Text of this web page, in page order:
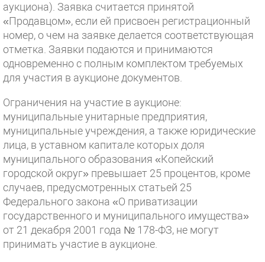
аукциона). Заявка считается принятой
«Продавцом», если ей присвоен регистрационный
номер, о чем на заявке делается соответствующая
отметка. Заявки подаются и принимаются
одновременно с полным комплектом требуемых
для участия в аукционе документов.
Ограничения на участие в аукционе:
муниципальные унитарные предприятия,
муниципальные учреждения, а также юридические
лица, в уставном капитале которых доля
муниципального образования «Копейский
городской округ» превышает 25 процентов, кроме
случаев, предусмотренных статьей 25
Федерального закона «О приватизации
государственного и муниципального имущества»
от 21 декабря 2001 года № 178-ФЗ, не могут
принимать участие в аукционе.